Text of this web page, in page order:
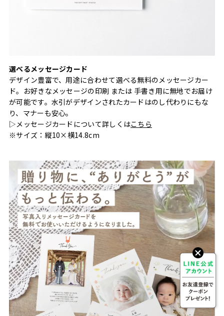
選べるメッセージカード
デザイン豊富で、用途に合わせて選べる無料のメッセージカー
ド。お好きなメッセージの印刷 または 手書き用に無地でお届け
が可能です。水引がデザインされたカードはのし代わりにもな
り、マナーも安心。
▷メッセージカードについて詳しくはこちら
※サイズ：縦10×横14.8cm